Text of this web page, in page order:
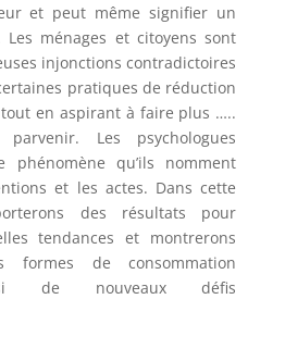
et peut même signifier un
Les ménages et citoyens sont
injonctions contradictoires
pratiques de réduction
en aspirant à faire plus …..
Les psychologues
phénomène qu’ils nomment
et les actes. Dans cette
des résultats pour
tendances et montrerons
formes de consommation
de nouveaux défis